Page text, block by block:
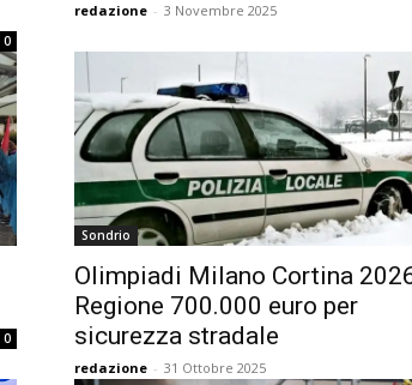
0
redazione - 3 Novembre 2025
0
Sondrio
Olimpiadi Milano Cortina
Regione 700.000 euro per
sicurezza stradale
redazione - 31 Ottobre 2025